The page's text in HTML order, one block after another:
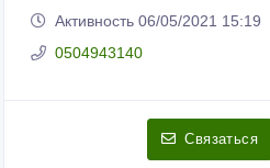
Активность 06/05/2021 15:19
0504943140
Связаться